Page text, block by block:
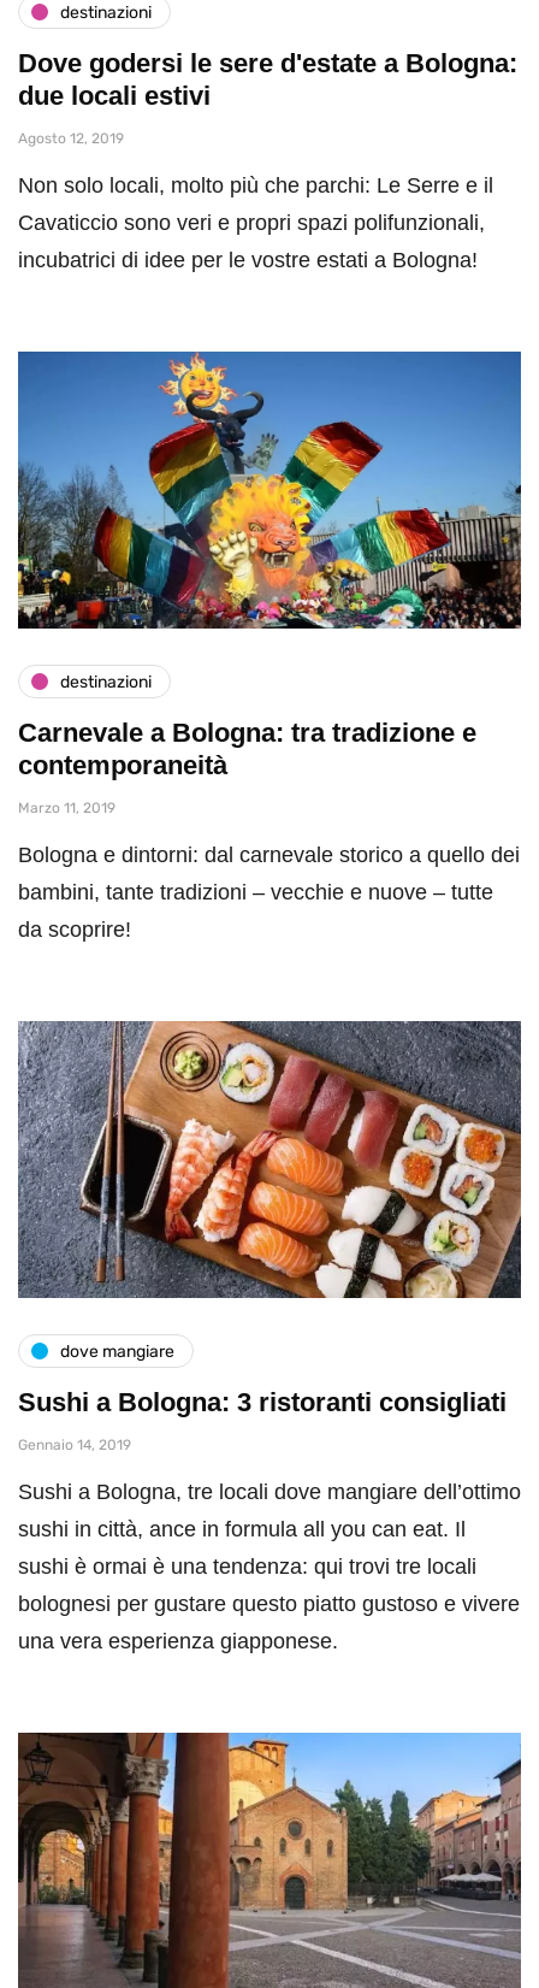
destinazioni
Dove godersi le sere d'estate a Bologna:
due locali estivi
Agosto 12, 2019
Non solo locali, molto più che parchi: Le Serre e il
Cavaticcio sono veri e propri spazi polifunzionali,
incubatrici di idee per le vostre estati a Bologna!
destinazioni
Carnevale a Bologna: tra tradizione e
contemporaneità
Marzo 11, 2019
Bologna e dintorni: dal carnevale storico a quello dei
bambini, tante tradizioni – vecchie e nuove – tutte
da scoprire!
dove mangiare
Sushi a Bologna: 3 ristoranti consigliati
Gennaio 14, 2019
Sushi a Bologna, tre locali dove mangiare dell’ottimo
sushi in città, ance in formula all you can eat. Il
sushi è ormai è una tendenza: qui trovi tre locali
bolognesi per gustare questo piatto gustoso e vivere
una vera esperienza giapponese.